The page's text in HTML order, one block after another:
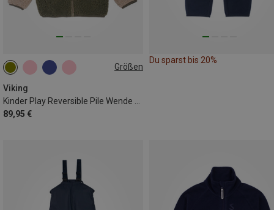
Größen
Viking
89,95 €
104 116 122
134
Du sparst bis 20%